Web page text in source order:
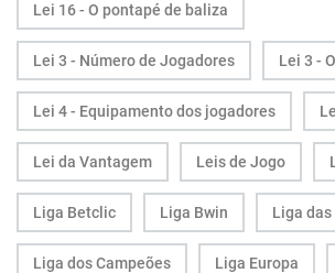
Lei 16 - O pontapé de baliza
Lei 3 - Número de Jogadores Lei 3 -
Lei 4 - Equipamento dos jogadores
Lei da Vantagem Leis de Jogo
Liga Betclic Liga Bwin Liga
Liga dos Campeões Liga Europa